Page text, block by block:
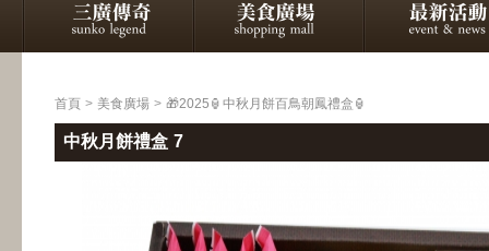
首頁 > 美食廣場 > 🎁2025🏮中秋月餅百鳥朝鳳禮盒🏮
中秋月餅禮盒 7